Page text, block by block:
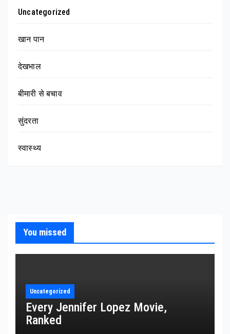
Uncategorized
खान पान
देखभाल
बीमारी से बचाव
सुंदरता
स्वास्थ्य
You missed
Uncategorized
Every Jennifer Lopez Movie,
Ranked